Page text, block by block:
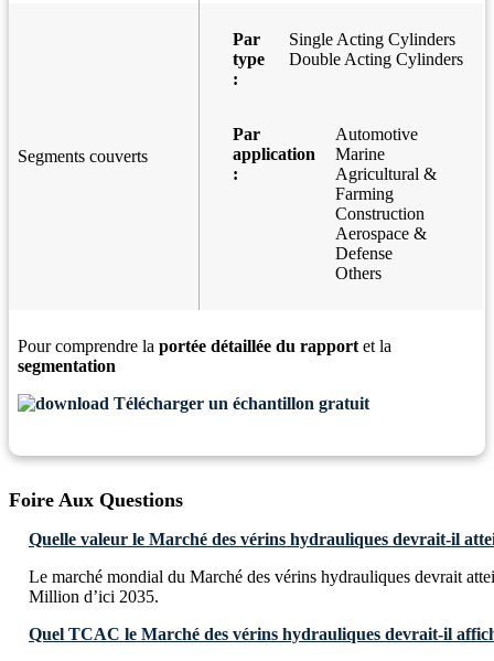
Segments couverts
Par
type
:
Single Acting Cylinders
Double Acting Cylinders
Par
application
:
Automotive
Marine
Agricultural &
Farming
Construction
Aerospace &
Defense
Others
Pour comprendre la portée détaillée du rapport et la
segmentation
Télécharger un échantillon gratuit
Foire Aux Questions
Quelle valeur le Marché des vérins hydrauliques devrait-il
Le marché mondial du Marché des vérins hydrauliques devrait
Million d’ici 2035.
Quel TCAC le Marché des vérins hydrauliques devrait-il